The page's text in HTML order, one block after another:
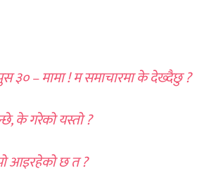
३० – मामा ! म समाचारमा के देख्दैछु ?
के गरेको यस्तो ?
आइरहेको छ त ?